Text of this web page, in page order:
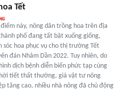
Tết
này, nông dân trồng hoa trên địa
phố đang tất bật xuống giống,
sóc hoa phục vụ cho thị trường Tết
đán Nhâm Dần 2022. Tuy nhiên, do
dịch bệnh diễn biến phức tạp cùng
tiết thất thường, giá vật tư nông
tăng cao, nhiều nhà nông đã chủ động